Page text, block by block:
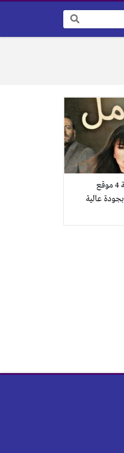
مسلسل ع امل الحلقة 4 موقع
بريستيج الرابعة HD بجودة عالية